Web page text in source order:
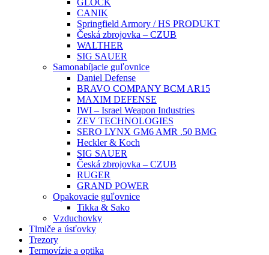
GLOCK
CANIK
Springfield Armory / HS PRODUKT
Česká zbrojovka – CZUB
WALTHER
SIG SAUER
Samonabíjacie guľovnice
Daniel Defense
BRAVO COMPANY BCM AR15
MAXIM DEFENSE
IWI – Israel Weapon Industries
ZEV TECHNOLOGIES
SERO LYNX GM6 AMR .50 BMG
Heckler & Koch
SIG SAUER
Česká zbrojovka – CZUB
RUGER
GRAND POWER
Opakovacie guľovnice
Tikka & Sako
Vzduchovky
Tlmiče a úsťovky
Trezory
Termovízie a optika